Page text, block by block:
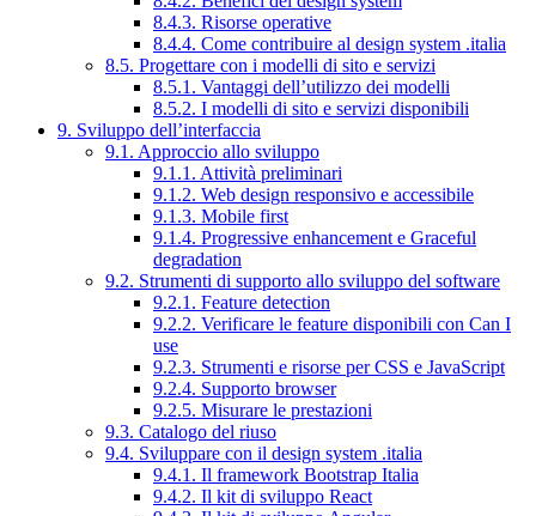
8.4.3. Risorse operative
8.4.4. Come contribuire al design system .italia
8.5. Progettare con i modelli di sito e servizi
8.5.1. Vantaggi dell’utilizzo dei modelli
8.5.2. I modelli di sito e servizi disponibili
9. Sviluppo dell’interfaccia
9.1. Approccio allo sviluppo
9.1.1. Attività preliminari
9.1.2. Web design responsivo e accessibile
9.1.3. Mobile first
9.1.4. Progressive enhancement e Graceful
degradation
9.2. Strumenti di supporto allo sviluppo del software
9.2.1. Feature detection
9.2.2. Verificare le feature disponibili con Can I
use
9.2.3. Strumenti e risorse per CSS e JavaScript
9.2.4. Supporto browser
9.2.5. Misurare le prestazioni
9.3. Catalogo del riuso
9.4. Sviluppare con il design system .italia
9.4.1. Il framework Bootstrap Italia
9.4.2. Il kit di sviluppo React